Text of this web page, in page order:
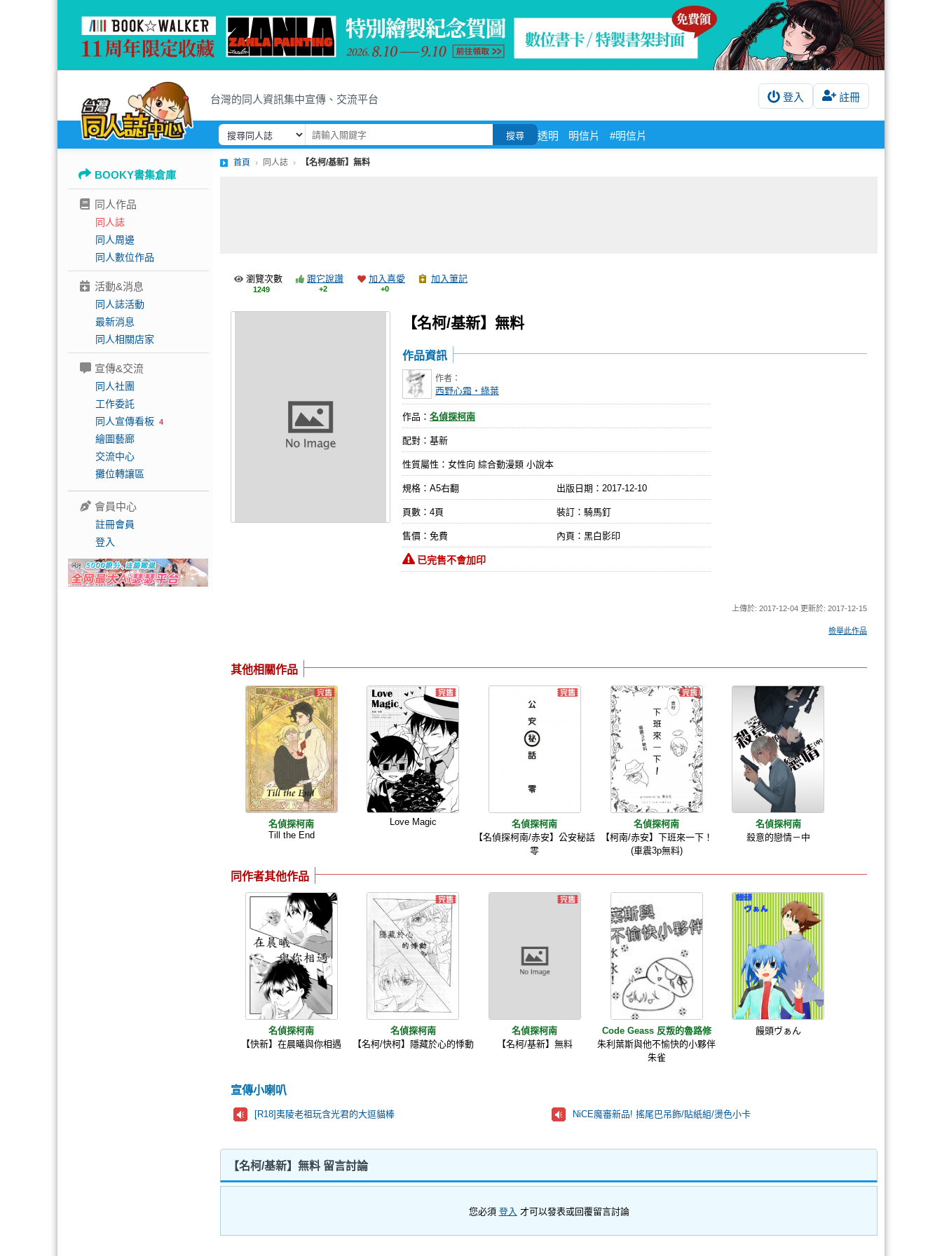
台灣的同人資訊集中宣傳、交流平台 登入 註冊
搜尋 透明 明信片 #明信片
BOOKY書集倉庫
同人作品
同人誌
同人周邊
同人數位作品
活動&消息
同人誌活動
最新消息
同人相關店家
宣傳&交流
同人社團
工作委託
同人宣傳看板 4
繪圖藝廊
交流中心
攤位轉讓區
會員中心
註冊會員
登入
首頁 同人誌 【名柯/基新】無料
瀏覽次數
1249
跟它說讚
+2
加入喜愛
+0
加入筆記
【名柯/基新】無料
作品資訊
作者：
西野心霜‧綠葉
作品： 名偵探柯南
配對：基新
性質屬性：女性向 綜合動漫類 小說本
規格：A5右翻 出版日期： 2017-12-10
頁數：4頁 裝訂：騎馬釘
售價：免費 內頁：黑白影印
已完售不會加印
上傳於: 2017-12-04 更新於: 2017-12-15
檢舉此作品
其他相關作品
名偵探柯南
Till the End
Love Magic
名偵探柯南
【名偵探柯南/赤安】公安秘話
零
名偵探柯南
【柯南/赤安】下班來一下！
(車震3p無料)
名偵探柯南
殺意的戀情－中
同作者其他作品
名偵探柯南
【快新】在晨曦與你相遇
名偵探柯南
【名柯/快柯】隱藏於心的悸動
名偵探柯南
【名柯/基新】無料
Code Geass 反叛的魯路修
朱利葉斯與他不愉快的小夥伴
朱雀
饅頭ヴぁん
宣傳小喇叭
[R18]夷陵老祖玩含光君的大逗貓棒 NiCE魔審新品! 搖尾巴吊飾/貼紙組/燙色小卡
【名柯/基新】無料 留言討論
您必須 登入 才可以發表或回覆留言討論